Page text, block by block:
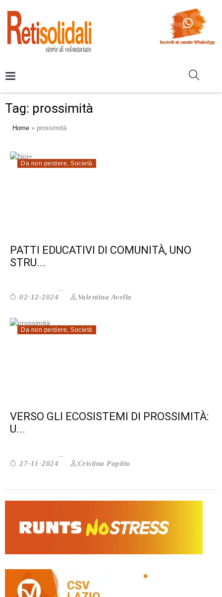
Tag: prossimità
Home » prossimità
Da non perdere, Società
PATTI EDUCATIVI DI COMUNITÀ, UNO
STRU...
02-12-2024 Valentina Avella
Da non perdere, Società
VERSO GLI ECOSISTEMI DI PROSSIMITÀ:
U...
27-11-2024 Cristina Papitto